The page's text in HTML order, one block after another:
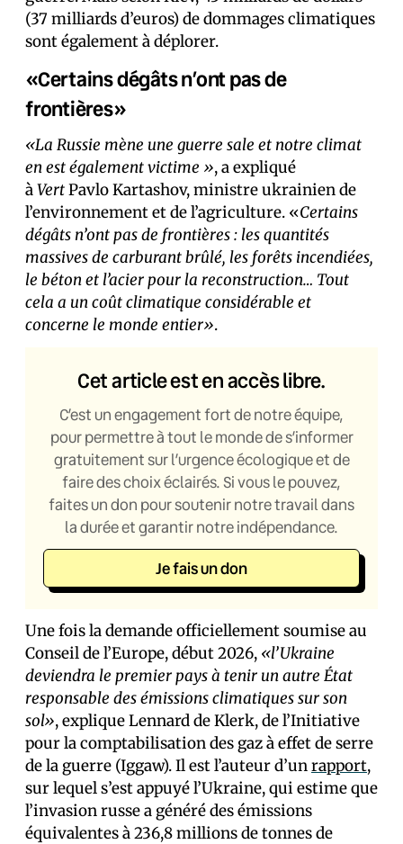
(37 milliards d’euros) de dommages climatiques
sont également à déplorer.
«Certains dégâts n’ont pas de
frontières»
«La Russie mène une guerre sale et notre climat
en est également victime », a expliqué
àVertPavlo Kartashov, ministre ukrainien de
l’environnement et de l’agriculture. «Certains
dégâts n’ont pas de frontières : les quantités
massives de carburant brûlé, les forêts incendiées,
le béton et l’acier pour la reconstruction… Tout
cela a un coût climatique considérable et
concerne le monde entier».
Cet article est en accès libre.
C’est un engagement fort de notre équipe,
pour permettre à tout le monde de s’informer
gratuitement sur l’urgence écologique et de
faire des choix éclairés. Si vous le pouvez,
faites un don pour soutenir notre travail dans
la durée et garantir notre indépendance.
Je fais un don
Une fois la demande officiellement soumise au
Conseil de l’Europe, début 2026, «l’Ukraine
deviendra le premier pays à tenir un autre État
responsable des émissions climatiques sur son
sol», explique Lennard de Klerk, de l’Initiative
pour la comptabilisation des gaz à effet de serre
de la guerre (Iggaw). Il est l’auteur d’unrapport,
sur lequel s’est appuyé l’Ukraine, qui estime que
l’invasion russe a généré des émissions
équivalentes à 236,8 millions de tonnes de